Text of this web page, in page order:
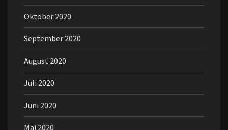
Oktober 2020
September 2020
August 2020
Juli 2020
Juni 2020
Mai 2020